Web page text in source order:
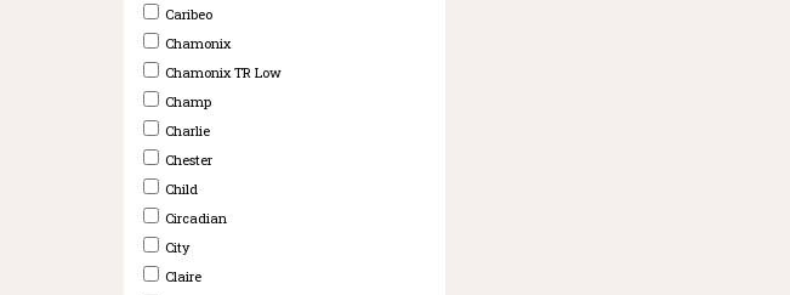
Caribeo
Chamonix
Chamonix TR Low
Champ
Charlie
Chester
Child
Circadian
City
Claire